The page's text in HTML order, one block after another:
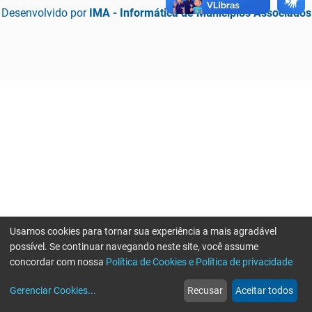
Desenvolvido por IMA - Informática de Municípios Associados
web
Notícias
more_horiz
Mais
Usamos cookies para tornar sua experiência a mais agradável
possível. Se continuar navegando neste site, você assume
concordar com nossa Política de Cookies e Política de privacidade
Gerenciar Cookies... Recusar Aceitar todos
Erro ao enviar informações, por favor tente novamente